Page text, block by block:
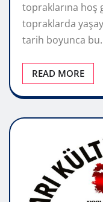
topraklarına hoş
topraklarda
tarih boyunca
READ MORE